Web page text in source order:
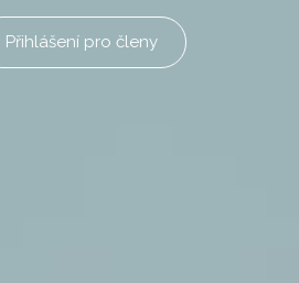
Přihlášení pro členy